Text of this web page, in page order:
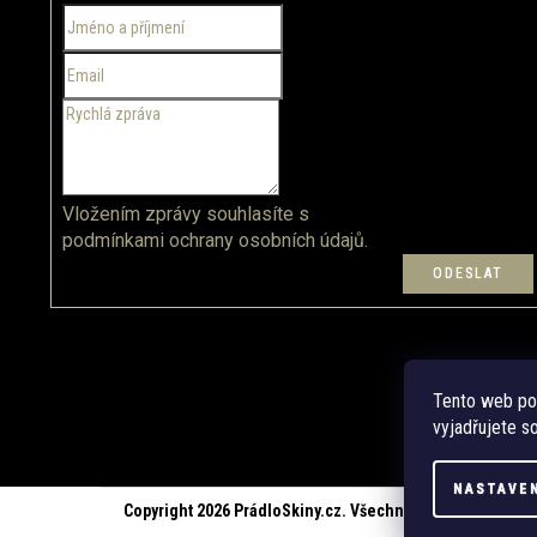
Tento web
vyjadřujete
Vložením zprávy souhlasíte s
podmínkami ochrany osobních údajů.
Copyright 2026 PrádloSkiny.cz. Všechna práva vyhrazena.